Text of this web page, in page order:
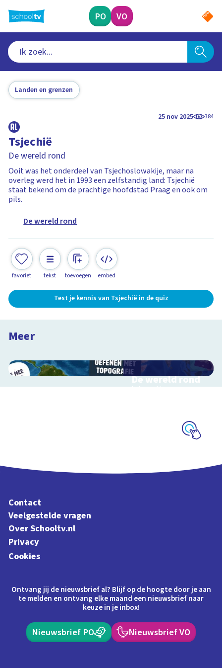
naar
hoofdinhoud
PO VO
Landen en grenzen
25 nov 2025 384
Tsjechië
De wereld rond
Ooit was het onderdeel van Tsjechoslowakije, maar na
overleg werd het in 1993 een zelfstandig land: Tsjechië
staat bekend om de prachtige hoofdstad Praag en ook om
pils.
De wereld rond
favoriet tekst toevoegen embed
Test je kennis van Tsjechië in de quiz
Meer
Slowakije
De wereld rond
De wereld rond
Interactieve
Contact
Veelgestelde vragen
Over Schooltv.nl
Privacy
Cookies
Ontvang jij de nieuwsbrief al? Blijf op de hoogte door je aan
te melden en ontvang elke maand een nieuwsbrief naar
keuze in je inbox!
Nieuwsbrief PO Nieuwsbrief VO